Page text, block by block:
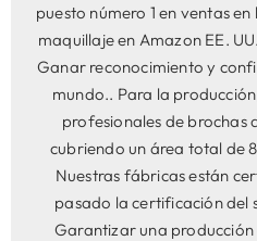
puesto número 1 en ventas
maquillaje en Amazon EE.
Ganar reconocimiento y
mundo.. Para la
profesionales de brochas
cubriendo un área total de
Nuestras fábricas están
pasado la certificación del
Garantizar una